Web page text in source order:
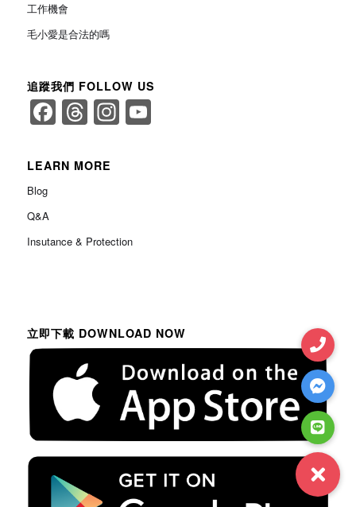
工作機會
毛小愛是合法的嗎
追蹤我們 FOLLOW US
Facebook
Threads
Instagram
YouTube
LEARN MORE
Blog
Q&A
Insutance & Protection
立即下載 DOWNLOAD NOW